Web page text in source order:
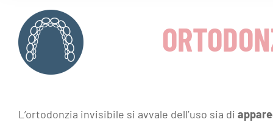
L’ortodonzia invisibile si avvale dell’uso sia di